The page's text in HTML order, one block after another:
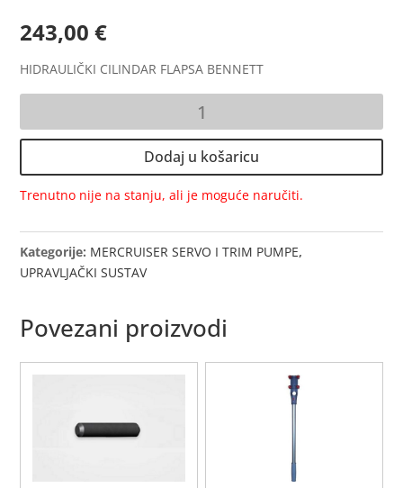
243,00€
HIDRAULIČKI CILINDAR FLAPSA BENNETT
količina
Dodaj u košaricu
Trenutno nije na stanju, ali je moguće naručiti.
Kategorije: MERCRUISER SERVO I TRIM PUMPE,
UPRAVLJAČKI SUSTAV
Povezani proizvodi